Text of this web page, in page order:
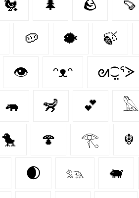
🐔 🌲 🪨 🍠
🥔 🐡 🍃
👁️ ᵔᴥᵔ ᘛ⁐̤ᕐᐷ
🦛 🦨 💕 𓅓
🐤 🍄‍ 𓂀 ☬
🌒 𓃬 🐖